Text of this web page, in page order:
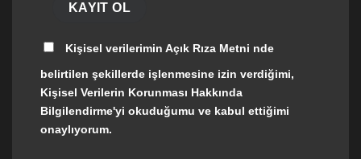
Kişisel verilerimin Açık Rıza Metni nde
belirtilen şekillerde işlenmesine izin verdiğimi,
Kişisel Verilerin Korunması Hakkında
Bilgilendirme'yi okuduğumu ve kabul ettiğimi
onaylıyorum.